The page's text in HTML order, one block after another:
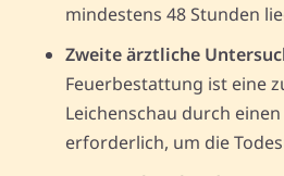
mindestens 48 Stunden
Zweite ärztliche
Feuerbestattung ist eine
Leichenschau durch
erforderlich, um die